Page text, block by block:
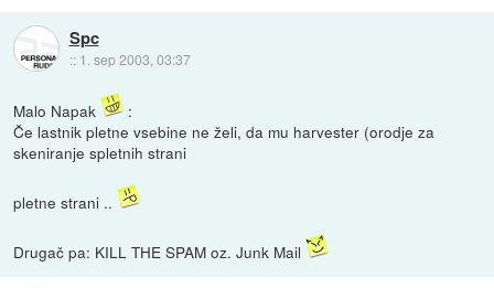
Spc
:: 1. sep 2003, 03:37
Malo Napak
:
Če lastnik pletne vsebine ne želi, da mu harvester (orodje za
skeniranje spletnih strani
pletne strani ..
Drugač pa: KILL THE SPAM oz. Junk Mail